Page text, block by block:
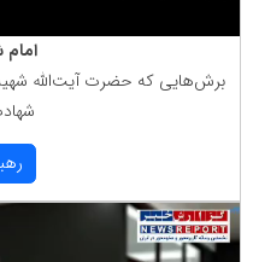
امام
برش‌هایی كه حضرت آیت‌الله